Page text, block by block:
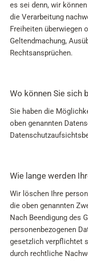
es sei denn, wir
die Verarbeitung
Freiheiten überwiegen
Geltendmachung,
Rechtsansprüchen.
Wo können Sie sich
Sie haben die
oben genannten
Wie lange werden
Wir löschen Ihre
die oben genannten
Nach Beendigung des
personenbezogenen
gesetzlich verpflichtet
durch rechtliche